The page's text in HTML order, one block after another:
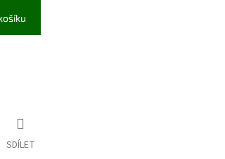
SDÍLET